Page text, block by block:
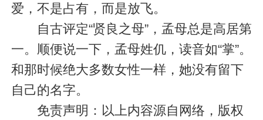
爱，不是占有，而是放飞。
自古评定“贤良之母”，孟母总是高居第
一。顺便说一下，孟母姓仉，读音如“掌”。
和那时候绝大多数女性一样，她没有留下
自己的名字。
免责声明：以上内容源自网络，版权